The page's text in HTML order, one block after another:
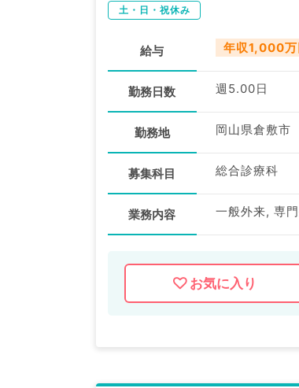
土・日・祝休み
給与 年収1,000万
勤務日数 週5.00日
勤務地 岡山県倉敷市
募集科目 総合診療科
業務内容 一般外来, 専
お気に入り